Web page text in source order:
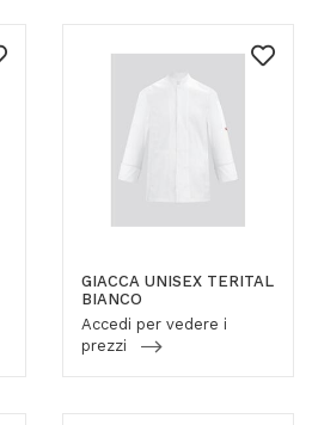
GIACCA UNISEX TERITAL
BIANCO
Accedi per vedere i
prezzi